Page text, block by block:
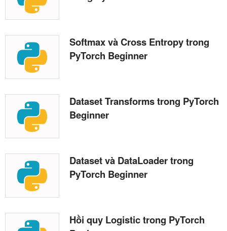
Softmax và Cross Entropy trong
PyTorch Beginner
Dataset Transforms trong PyTorch
Beginner
Dataset và DataLoader trong
PyTorch Beginner
Hồi quy Logistic trong PyTorch